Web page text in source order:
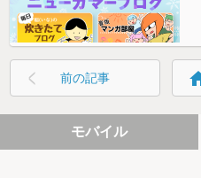
前の記事
モバイル